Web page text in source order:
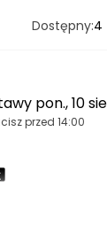
Dostępny:4
pon., 10 sie
przed 14:00